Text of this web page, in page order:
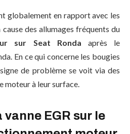
globalement en rapport avec les
des allumages fréquents du
sur Seat Ronda après le
En ce qui concerne les bougies
de problème se voit via des
moteur à leur surface.
EGR sur le